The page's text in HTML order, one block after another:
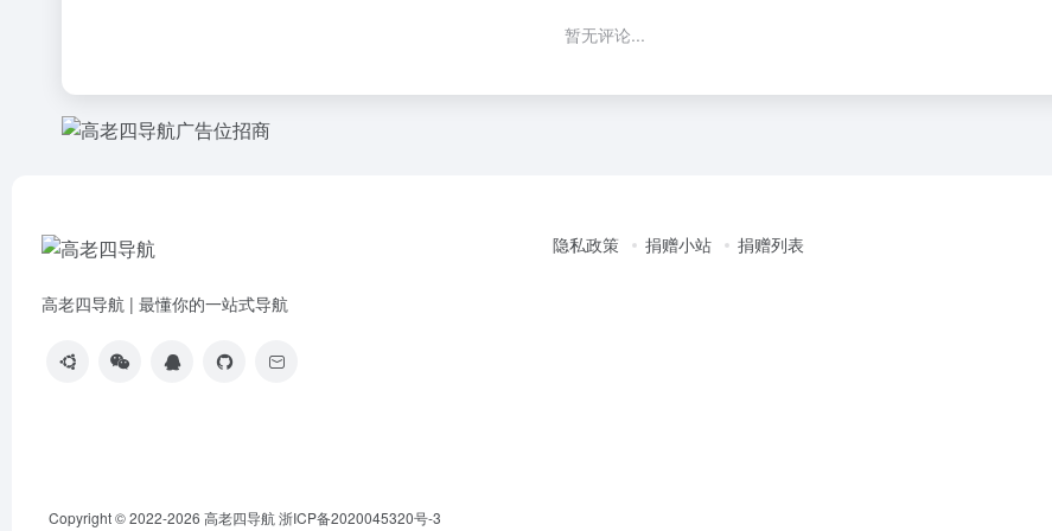
暂无评论...
高老四导航 | 最懂你的一站式导航
隐私政策 捐赠小站 捐赠列表
Copyright © 2022-2026 高老四导航浙ICP备2020045320号-3